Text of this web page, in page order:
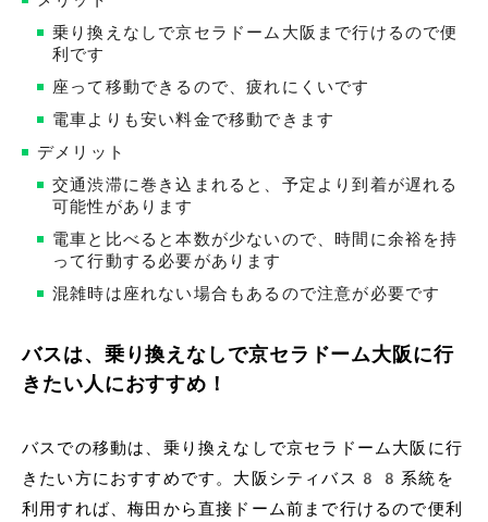
乗り換えなしで京セラドーム大阪まで行けるので便
利です
座って移動できるので、疲れにくいです
電車よりも安い料金で移動できます
デメリット
交通渋滞に巻き込まれると、予定より到着が遅れる
可能性があります
電車と比べると本数が少ないので、時間に余裕を持
って行動する必要があります
混雑時は座れない場合もあるので注意が必要です
バスは、乗り換えなしで京セラドーム大阪に行
きたい人におすすめ！
バスでの移動は、乗り換えなしで京セラドーム大阪に行
きたい方におすすめです。大阪シティバス88系統を
利用すれば、梅田から直接ドーム前まで行けるので便利